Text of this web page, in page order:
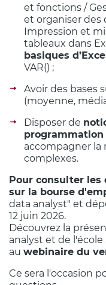
et fonctions /
et organiser des
Impression et
tableaux dans
basiques d’Excel
VAR() ;
Avoir des bases
(moyenne,
Disposer de
programmation
accompagner la
complexes.
Pour consulter les
sur la bourse
data analyst" et
12 juin 2026.
Découvrez la
analyst et de
au webinaire du
Ce sera l'occasion